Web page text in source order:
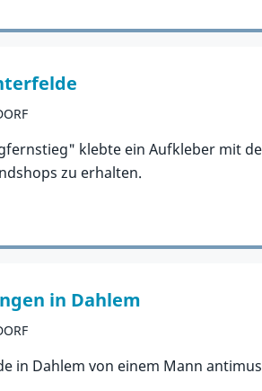
klebte ein Aufkleber mit
zu erhalten.
in Dahlem
in Dahlem von einem Mann